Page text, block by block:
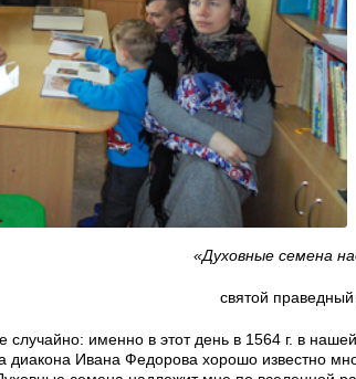
«Духовные семена
святой
именно в этот день в 1564 г. в
диакона Ивана Федорова хорошо известно